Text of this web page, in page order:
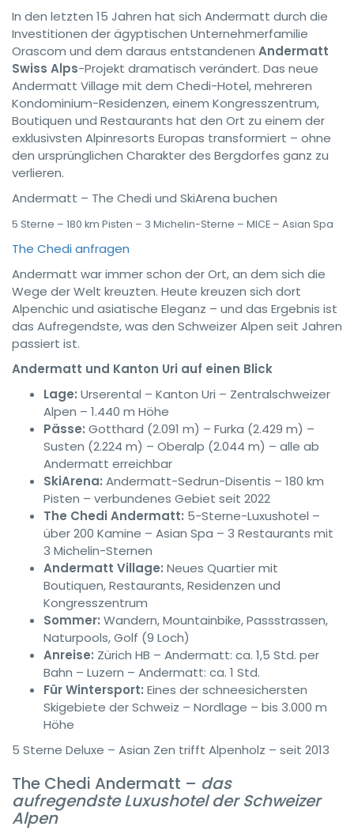
In den letzten 15 Jahren hat sich Andermatt durch die
Investitionen der ägyptischen Unternehmerfamilie
Orascom und dem daraus entstandenen Andermatt
Swiss Alps-Projekt dramatisch verändert. Das neue
Andermatt Village mit dem Chedi-Hotel, mehreren
Kondominium-Residenzen, einem Kongresszentrum,
Boutiquen und Restaurants hat den Ort zu einem der
exklusivsten Alpinresorts Europas transformiert – ohne
den ursprünglichen Charakter des Bergdorfes ganz zu
verlieren.
Andermatt – The Chedi und SkiArena buchen
5 Sterne – 180 km Pisten – 3 Michelin-Sterne – MICE – Asian Spa
The Chedi anfragen
Andermatt war immer schon der Ort, an dem sich die
Wege der Welt kreuzten. Heute kreuzen sich dort
Alpenchic und asiatische Eleganz – und das Ergebnis ist
das Aufregendste, was den Schweizer Alpen seit Jahren
passiert ist.
Andermatt und Kanton Uri auf einen Blick
Lage: Urserental – Kanton Uri – Zentralschweizer
Alpen – 1.440 m Höhe
Pässe: Gotthard (2.091 m) – Furka (2.429 m) –
Susten (2.224 m) – Oberalp (2.044 m) – alle ab
Andermatt erreichbar
SkiArena: Andermatt-Sedrun-Disentis – 180 km
Pisten – verbundenes Gebiet seit 2022
The Chedi Andermatt: 5-Sterne-Luxushotel –
über 200 Kamine – Asian Spa – 3 Restaurants mit
3 Michelin-Sternen
Andermatt Village: Neues Quartier mit
Boutiquen, Restaurants, Residenzen und
Kongresszentrum
Sommer: Wandern, Mountainbike, Passstrassen,
Naturpools, Golf (9 Loch)
Anreise: Zürich HB – Andermatt: ca. 1,5 Std. per
Bahn – Luzern – Andermatt: ca. 1 Std.
Für Wintersport: Eines der schneesichersten
Skigebiete der Schweiz – Nordlage – bis 3.000 m
Höhe
5 Sterne Deluxe – Asian Zen trifft Alpenholz – seit 2013
The Chedi Andermatt – das
aufregendste Luxushotel der Schweizer
Alpen